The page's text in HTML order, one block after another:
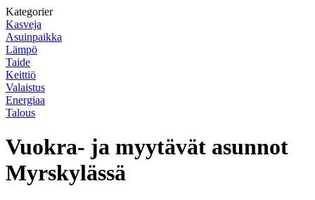
Kategorier
Kasveja
Asuinpaikka
Lämpö
Taide
Keittiö
Valaistus
Energiaa
Talous
Vuokra- ja myytävät asunnot
Myrskylässä